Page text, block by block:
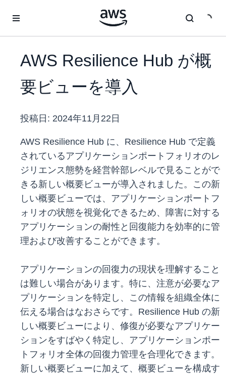
AWS Resilience Hub が概
要ビューを導入
投稿日: 2024年11月22日
AWS Resilience Hub に、Resilience Hub で定義
されているアプリケーションポートフォリオのレ
ジリエンス態勢を経営幹部レベルで見ることがで
きる新しい概要ビューが導入されました。この新
しい概要ビューでは、アプリケーションポートフ
ォリオの状態を視覚化できるため、障害に対する
アプリケーションの耐性と回復能力を効率的に管
理および改善することができます。
アプリケーションの回復力の現状を理解すること
は難しい場合があります。特に、注意が必要なア
プリケーションを特定し、この情報を組織全体に
伝える場合はなおさらです。Resilience Hub の新
しい概要ビューにより、修復が必要なアプリケー
ションをすばやく特定し、アプリケーションポー
トフォリオ全体の回復力管理を合理化できます。
新しい概要ビューに加えて、概要ビューを構成す